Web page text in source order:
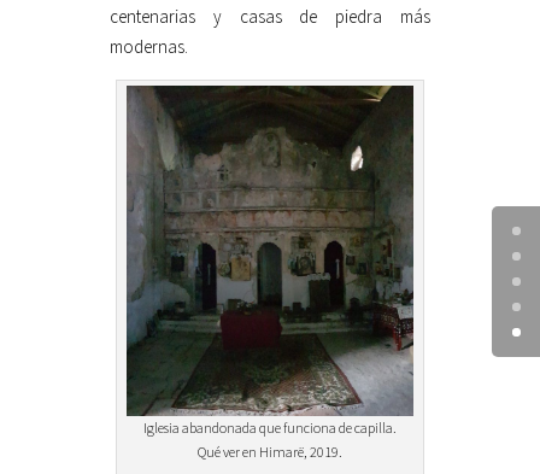
centenarias y casas de piedra más
modernas.
Iglesia abandonada que funciona de capilla.
Qué ver en Himarë, 2019.